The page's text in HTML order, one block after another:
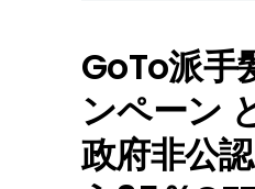
GoTo派手
ンペーン
政府非公